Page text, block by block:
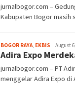
jurnalbogor.com –
Kabupaten Bogor
BOGOR RAYA, EKBIS Aga
Alamanda
August
Adira Expo
jurnalbogor.com – PT
menggelar Adira Expo di